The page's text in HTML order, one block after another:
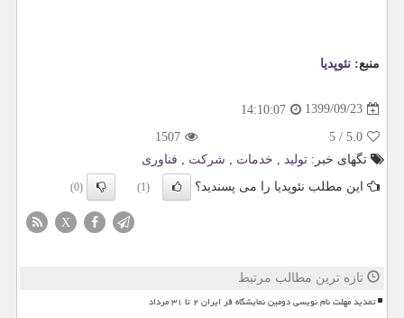
منبع: نئوپدیا
1399/09/23
14:10:07
5.0
/
5
1507
تگهای خبر: تولید , خدمات , شركت , فناوری
این مطلب نئوپدیا را می پسندید؟
(1)
(0)
X
تازه ترین مطالب مرتبط
تمدید مهلت نام نویسی دومین نمایشگاه فر ایران ۲ تا ۳۱ مرداد